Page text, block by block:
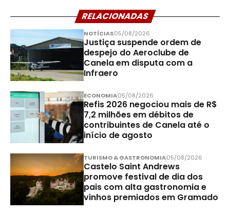
RELACIONADAS
NOTÍCIAS05/08/2026
Justiça suspende ordem de
despejo do Aeroclube de
Canela em disputa com a
Infraero
ECONOMIA05/08/2026
Refis 2026 negociou mais de R$
7,2 milhões em débitos de
contribuintes de Canela até o
início de agosto
TURISMO & GASTRONOMIA05/08/2026
Castelo Saint Andrews
promove festival de dia dos
pais com alta gastronomia e
vinhos premiados em Gramado